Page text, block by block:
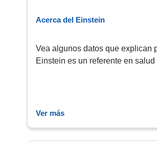
Acerca del Einstein
Vea algunos datos que explican
Einstein es un referente en salud
Ver más